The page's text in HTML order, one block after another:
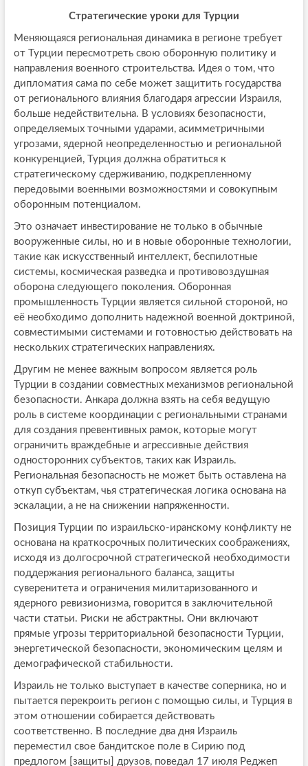
Стратегические уроки для Турции
Меняющаяся региональная динамика в регионе требует
от Турции пересмотреть свою оборонную политику и
направления военного строительства. Идея о том, что
дипломатия сама по себе может защитить государства
от регионального влияния благодаря агрессии Израиля,
больше недействительна. В условиях безопасности,
определяемых точными ударами, асимметричными
угрозами, ядерной неопределенностью и региональной
конкуренцией, Турция должна обратиться к
стратегическому сдерживанию, подкрепленному
передовыми военными возможностями и совокупным
оборонным потенциалом.
Это означает инвестирование не только в обычные
вооруженные силы, но и в новые оборонные технологии,
такие как искусственный интеллект, беспилотные
системы, космическая разведка и противовоздушная
оборона следующего поколения. Оборонная
промышленность Турции является сильной стороной, но
её необходимо дополнить надежной военной доктриной,
совместимыми системами и готовностью действовать на
нескольких стратегических направлениях.
Другим не менее важным вопросом является роль
Турции в создании совместных механизмов региональной
безопасности. Анкара должна взять на себя ведущую
роль в системе координации с региональными странами
для создания превентивных рамок, которые могут
ограничить враждебные и агрессивные действия
односторонних субъектов, таких как Израиль.
Региональная безопасность не может быть оставлена на
откуп субъектам, чья стратегическая логика основана на
эскалации, а не на снижении напряженности.
Позиция Турции по израильско-иранскому конфликту не
основана на краткосрочных политических соображениях,
исходя из долгосрочной стратегической необходимости
поддержания регионального баланса, защиты
суверенитета и ограничения милитаризованного и
ядерного ревизионизма, говорится в заключительной
части статьи. Риски не абстрактны. Они включают
прямые угрозы территориальной безопасности Турции,
энергетической безопасности, экономическим целям и
демографической стабильности.
Израиль не только выступает в качестве соперника, но и
пытается перекроить регион с помощью силы, и Турция в
этом отношении собирается действовать
соответственно. В последние два дня Израиль
переместил свое бандитское поле в Сирию под
предлогом [защиты] друзов, поведал 17 июля Реджеп